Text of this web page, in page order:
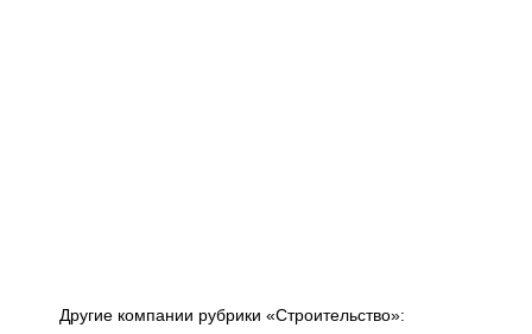
Другие компании рубрики «Строительство»: